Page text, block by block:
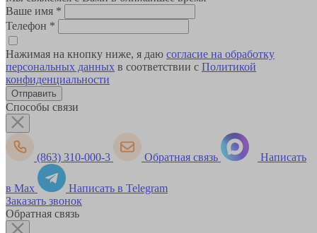
Ваше имя *
Телефон *
Нажимая на кнопку ниже, я даю согласие на обработку
персональных данных в соответствии с Политикой
конфиденциальности
Способы связи
(863) 310-000-3 Обратная связь Написать
в Max
Написать в Telegram
Заказать звонок
Обратная связь